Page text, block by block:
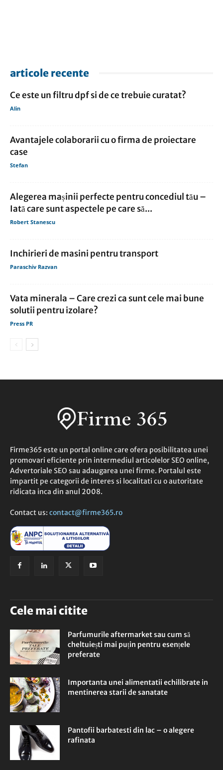
articole recente
Ce este un filtru dpf si de ce trebuie curatat?
Alin
Avantajele colaborarii cu o firma de proiectare
case
Stefan
Alegerea mașinii perfecte pentru concediul tău –
Iată care sunt aspectele pe care să...
Robert Stanescu
Inchirieri de masini pentru transport
Paraschiv Razvan
Vata minerala – Care crezi ca sunt cele mai bune
solutii pentru izolare?
Press PR
Firme365 este un portal online care ofera posibilitatea unei
promovari eficiente prin intermediul articolelor SEO online,
Advertoriale SEO sau adaugarea unei firme. Portalul este
impartit pe categorii de interes si localitati cu o autoritate
ridicata inca din anul 2008.
Contact us: contact@firme365.ro
Cele mai citite
Parfumurile aftermarket sau cum să
cheltuiești mai puțin pentru esențele
preferate
Importanta unei alimentatii echilibrate in
mentinerea starii de sanatate
Pantofii barbatesti din lac – o alegere
rafinata